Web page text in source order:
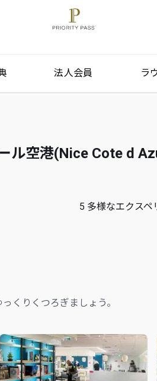
法人会員 ラ
ル空港(Nice Cote d
5 多様なエクスペ
くりくつろぎましょう。